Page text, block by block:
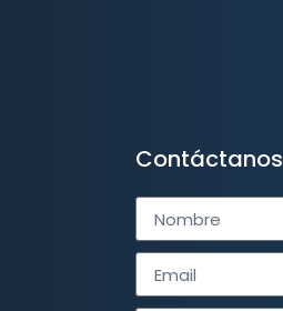
Contáctanos